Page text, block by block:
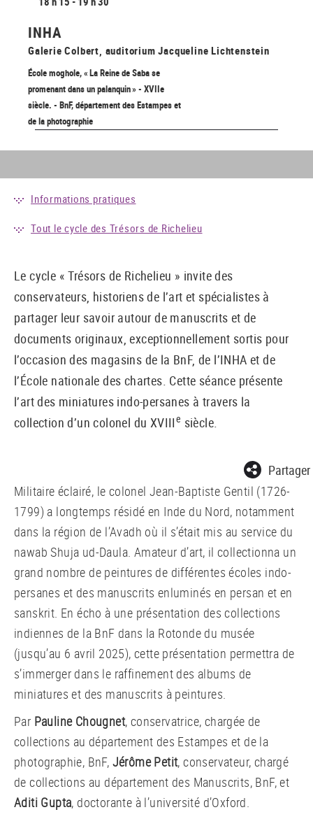
INHA
Galerie Colbert, auditorium Jacqueline Lichtenstein
École moghole, « La Reine de Saba se
promenant dans un palanquin » - XVIIe
siècle. - BnF, département des Estampes et
de la photographie
Informations pratiques
Tout le cycle des Trésors de Richelieu
Le cycle « Trésors de Richelieu » invite des
conservateurs, historiens de l’art et spécialistes à
partager leur savoir autour de manuscrits et de
documents originaux, exceptionnellement sortis pour
l’occasion des magasins de la BnF, de l’INHA et de
l’École nationale des chartes. Cette séance présente
l’art des miniatures indo-persanes à travers la
collection d’un colonel du XVIIIe siècle.
Partager
Militaire éclairé, le colonel Jean-Baptiste Gentil (1726-
1799) a longtemps résidé en Inde du Nord, notamment
dans la région de l’Avadh où il s’était mis au service du
nawab Shuja ud-Daula. Amateur d’art, il collectionna un
grand nombre de peintures de différentes écoles indo-
persanes et des manuscrits enluminés en persan et en
sanskrit. En écho à une présentation des collections
indiennes de la BnF dans la Rotonde du musée
(jusqu’au 6 avril 2025), cette présentation permettra de
s’immerger dans le raffinement des albums de
miniatures et des manuscrits à peintures.
Par Pauline Chougnet, conservatrice, chargée de
collections au département des Estampes et de la
photographie, BnF, Jérôme Petit, conservateur, chargé
de collections au département des Manuscrits, BnF, et
Aditi Gupta, doctorante à l’université d’Oxford.